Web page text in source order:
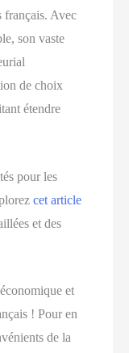
français. Avec
son vaste
de choix
étendre
pour les
cet article
et des
et
! Pour en
de la